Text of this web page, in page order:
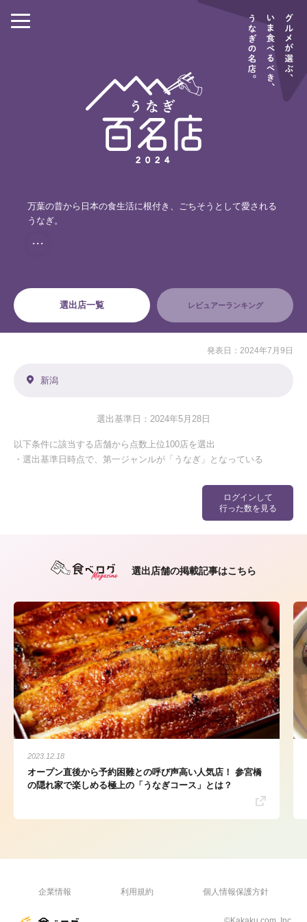
万葉の昔から日本の食生活に根付き、ごちそうとして愛される
うなぎ。
・・・
選出店一覧 レビュアーランキング
ログインして
行った数を見る
発表日：2024年7月9日
新潟
選出基準日：2024年5月28日
以下条件に該当する店舗から点数上位100店を選出
・選出基準日時点で、第一ジャンルが「うなぎ」となっている
選出店舗の掲載記事はこちら
2023.12.18
オープン直後から予約困難との呼び声高い人気店！ 参宮橋
の隠れ家で楽しめる極上の「うなぎコース」とは？
企業情報 利用規約 個人情報保護方針